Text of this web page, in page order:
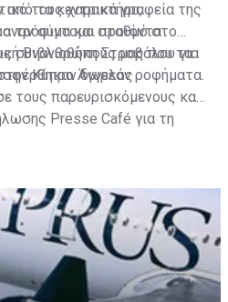
τους χαρακτήρα,
τρόφιμα και προϊόντα
συνανθρώπους μας που τα
από τα κεντρικά γραφεία της
σύντομο σταθμό στο
Βιβλιοθήκη Στροβόλου για
δωρεάν ροφήματα.
Κύπρο Άγγελος
τους παρευρισκόμενους και
Presse Café για τη
το Easy Bike και
δωρεάν ποδηλάτων,
ποδήλατα και
τα οποία απόλαυσαν μικροί
Υδρόγειος για την
το νέο ασφαλιστικό πακέτο